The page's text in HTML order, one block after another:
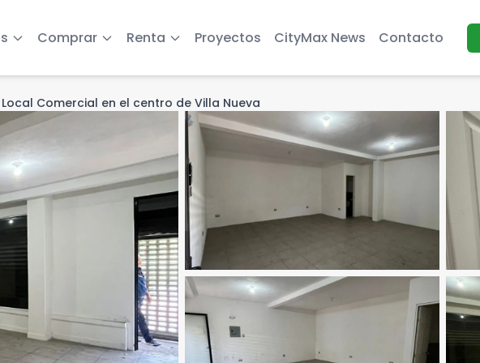
Comprar Renta Proyectos CityMax News Contacto
Local Comercial en el centro de Villa Nueva